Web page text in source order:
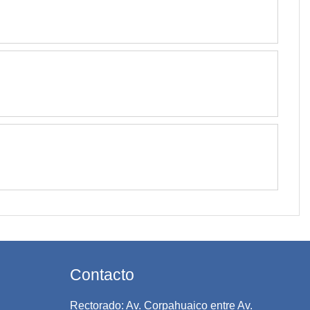
Contacto
Rectorado: Av. Corpahuaico entre Av.